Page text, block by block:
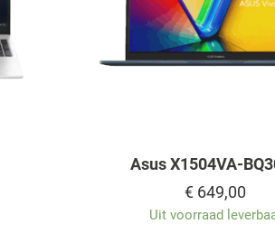
Asus X1504VA-
€ 649,00
Uit voorraad